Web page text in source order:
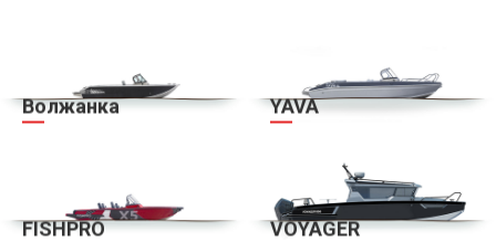
Волжанка YAVA
FISHPRO VOYAGER